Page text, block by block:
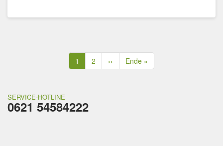
Seitennummerierung
Aktuelle
Seite
1 Seite
2
Nächste
Seite
››
Letzte
Seite
Ende »
SERVICE-HOTLINE
0621 54584222